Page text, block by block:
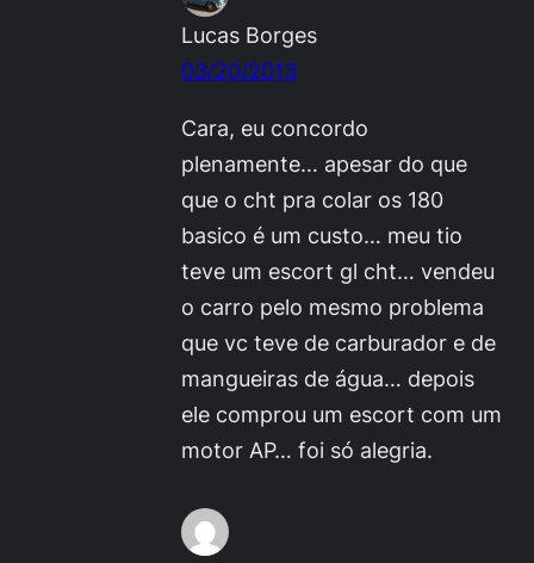
Lucas Borges
03/20/2013
Cara, eu concordo
plenamente… apesar do que
que o cht pra colar os 180
basico é um custo… meu tio
teve um escort gl cht… vendeu
o carro pelo mesmo problema
que vc teve de carburador e de
mangueiras de água… depois
ele comprou um escort com um
motor AP… foi só alegria.